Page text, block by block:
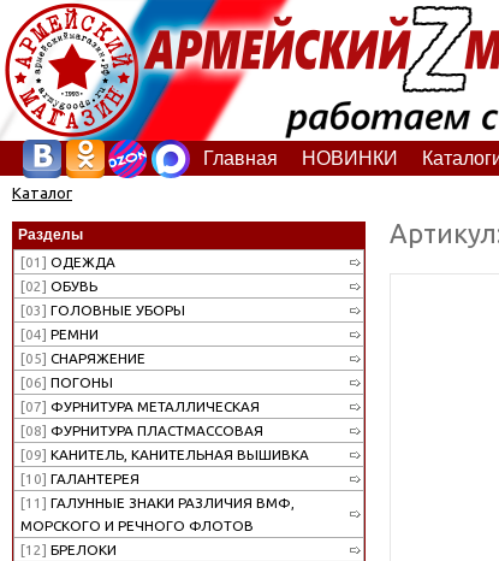
Главная НОВИНКИ
Каталог
Разделы
[01] ОДЕЖДА
[02] ОБУВЬ
[03] ГОЛОВНЫЕ УБОРЫ
[04] РЕМНИ
[05] СНАРЯЖЕНИЕ
[06] ПОГОНЫ
[07] ФУРНИТУРА МЕТАЛЛИЧЕСКАЯ
[08] ФУРНИТУРА ПЛАСТМАССОВАЯ
[09] КАНИТЕЛЬ, КАНИТЕЛЬНАЯ ВЫШИВКА
[10] ГАЛАНТЕРЕЯ
[11] ГАЛУННЫЕ ЗНАКИ РАЗЛИЧИЯ ВМФ,
МОРСКОГО И РЕЧНОГО ФЛОТОВ
[12] БРЕЛОКИ